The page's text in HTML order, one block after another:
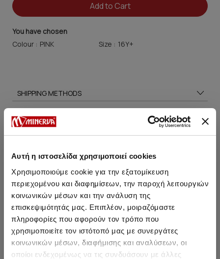
Αυτή η ιστοσελίδα χρησιμοποιεί cookies
Χρησιμοποιούμε cookie για την εξατομίκευση
περιεχομένου και διαφημίσεων, την παροχή λειτουργιών
κοινωνικών μέσων και την ανάλυση της
επισκεψιμότητάς μας. Επιπλέον, μοιραζόμαστε
πληροφορίες που αφορούν τον τρόπο που
χρησιμοποιείτε τον ιστότοπό μας με συνεργάτες
κοινωνικών μέσων, διαφήμισης και αναλύσεων, οι
οποίοι ενδεχομένως να τις συνδυάσουν με άλλες
Add to Cart
You have chosen
Colour :
Size :
SHIPPING METHODS
SIZE GUIDE
CARE TIPS
You may also like
HOT OFFER